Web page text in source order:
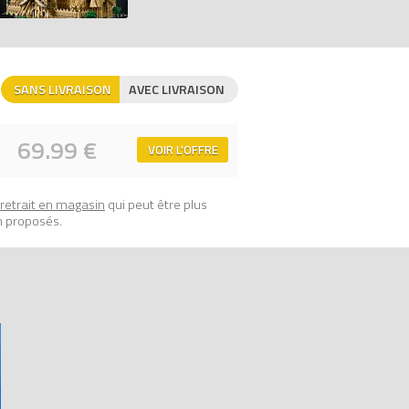
prix 100% LEGO.
SANS LIVRAISON AVEC LIVRAISON
69.99 € VOIR L'OFFRE
retrait en magasin qui peut être plus